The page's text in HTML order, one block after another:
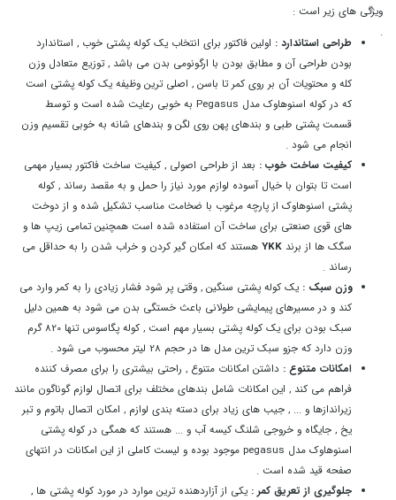
ویژگی های زیر است :
.
طراحی استاندارد : اولین فاکتور برای انتخاب یک کوله پشتی خوب , استاندارد
بودن طراحی آن و مطابق بودن با ارگونومی بدن می باشد , توزیع متعادل وزن
کله و محتویات آن بر روی کمر تا باسن , اصلی ترین وظیفه یک کوله پشتی است
که در کوله اسنوهاوک مدل Pegasus به خوبی رعایت شده است و توسط
قسمت پشتی طبی و بندهای پهن روی لگن و بندهای شانه به خوبی تقسیم وزن
انجام می شود .
کیفیت ساخت خوب : بعد از طراحی اصولی , کیفیت ساخت فاکتور بسیار مهمی
است تا بتوان با خیال آسوده لوازم مورد نیاز را حمل و به مقصد رساند , کوله
پشتی اسنوهاوک از پارچه مرغوب با ضخامت مناسب تشکیل شده و از دوخت
های قوی صنعتی برای ساخت آن استفاده شده است همچنین تمامی زیپ ها و
سگک ها از برند YKK هستند که امکان گیر کردن و خراب شدن را به حداقل می
رساند .
وزن سبک : یک کوله پشتی سنگین , وقتی پر شود فشار زیادی را به کمر وارد می
کند و در مسیرهای پیمایشی طولانی باعث خستگی بدن می شود به همین دلیل
سبک بودن برای یک کوله پشتی بسیار مهم است , کوله پگاسوس تنها 820 گرم
وزن دارد که جزو سبک ترین مدل ها در حجم 28 لیتر محسوب می شود .
امکانات متنوع : داشتن امکانات متنوع , راحتی بیشتری را برای مصرف کننده
فراهم می کند , این امکانات شامل بندهای مختلف برای اتصال لوازم گوناگون مانند
زیراندازها و ... , جیب های زیاد برای دسته بندی لوازم , امکان اتصال باتوم و تبر
یخ , جایگاه و خروجی شلنگ کیسه آب و ... هستند که همگی در کوله پشتی
اسنوهاوک مدل pegasus موجود بوده و لیست کاملی از این امکانات در انتهای
صفحه قید شده است .
جلوگیری از تعریق کمر : یکی از آزاردهنده ترین موارد در مورد کوله پشتی ها ,